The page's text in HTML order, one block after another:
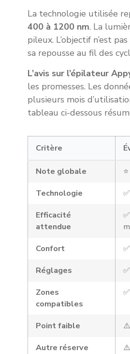
La technologie utilisée
400 à 1200 nm. La
pileux. L’objectif n’est
sa repousse au fil des
L’avis sur l’épilateur
les promesses. Les
plusieurs mois
tableau ci-dessous
Critère
Note globale
Technologie
Efficacité
attendue
Confort
Réglages
Zones
compatibles
Point faible ⚠️
Autre réserve ⚠️